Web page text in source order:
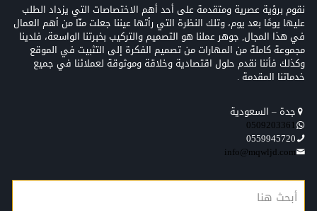
نقوم برؤية عصرية ومتقدمة على أحد أهم الاختصاصات التي يزداد الطلب
عليها يومًا بعد يوم، وتلك النظرة التي رأتها عيننا جعلت منّا من أهم العمال
في هذا المجال, جوهر عملنا هو التصميم والتركيب بخبرتنا الواسعة، فلدينا
مجموعة كاملة من المهارات من تصميم الفكرة إلى التثبيت في الموقع
وكذلك فأننا نقدم حلول اقتصادية وخلاقة وموثوقة لعملائنا في جميع
خدماتنا المقدمة .
جدة – السعودية
0509203361‬‏‬‏
0559945720
info@mqwljd.com